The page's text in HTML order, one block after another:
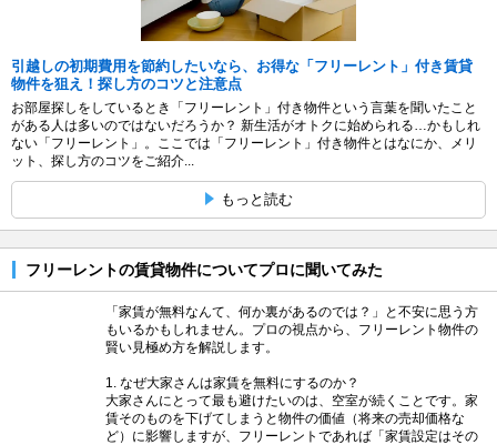
引越しの初期費用を節約したいなら、お得な「フリーレント」付き賃貸
物件を狙え！探し方のコツと注意点
お部屋探しをしているとき「フリーレント」付き物件という言葉を聞いたこと
がある人は多いのではないだろうか？ 新生活がオトクに始められる…かもしれ
ない「フリーレント」。ここでは「フリーレント」付き物件とはなにか、メリ
ット、探し方のコツをご紹介...
もっと読む
フリーレントの賃貸物件についてプロに聞いてみた
「家賃が無料なんて、何か裏があるのでは？」と不安に思う方
もいるかもしれません。プロの視点から、フリーレント物件の
賢い見極め方を解説します。
1. なぜ大家さんは家賃を無料にするのか？
大家さんにとって最も避けたいのは、空室が続くことです。家
賃そのものを下げてしまうと物件の価値（将来の売却価格な
ど）に影響しますが、フリーレントであれば「家賃設定はその